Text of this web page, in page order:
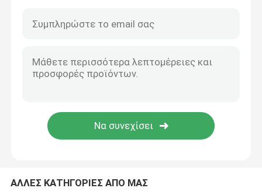
Μηχανή αυτόματης στοίβαξης
Μηχάνημα Turner πασσάλων
Μηχανή πλαστικοποίησης Litho
ΑΛΛΕΣ ΚΑΤΗΓΟΡΙΕΣ ΑΠΟ ΜΑΣ